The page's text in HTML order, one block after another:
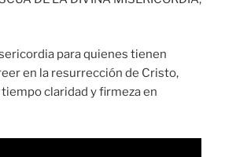
para quienes tienen
en la resurrección de Cristo,
claridad y firmeza en